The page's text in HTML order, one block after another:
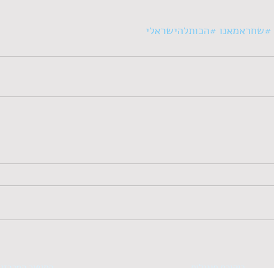
#שחראמאנו #הכותלהישראלי